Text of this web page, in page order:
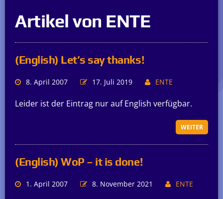
Artikel von ENTE
(English) Let’s say thanks!
8. April 2007 17. Juli 2019 ENTE
Leider ist der Eintrag nur auf English verfügbar.
WEITER
(English) WoP – it is done!
1. April 2007 8. November 2021 ENTE